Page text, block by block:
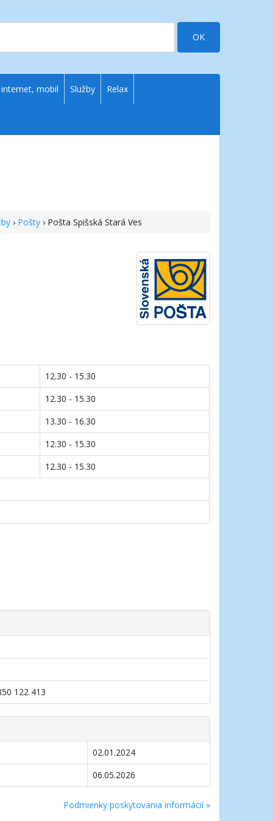
OK
› Pošty › Pošta Spišská Stará Ves
12.30 - 15.30
12.30 - 15.30
13.30 - 16.30
12.30 - 15.30
12.30 - 15.30
122 413
02.01.2024
06.05.2026
Podmienky poskytovania informácií »
internet, mobil Služby Relax